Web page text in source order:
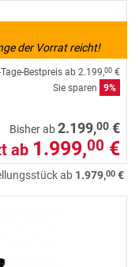
der Vorrat reicht!
Bestpreis ab 2.199,00 €
Sie sparen
9%
Bisher ab2.199,00 €
ab 1.999,00 €
ab 1.979,00 €